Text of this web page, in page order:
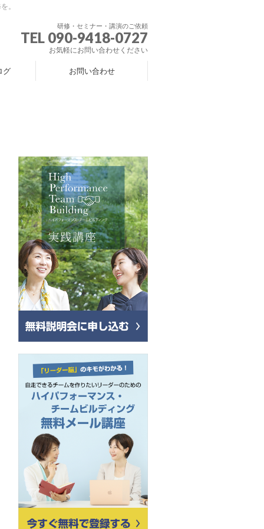
。
研修・セミナー・講演のご依頼
TEL 090-9418-0727
お気軽にお問い合わせください
グ お問い合わせ